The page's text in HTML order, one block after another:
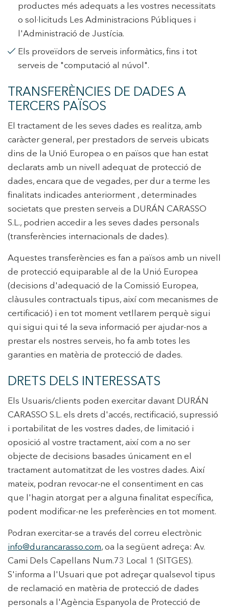
productes més adequats a les vostres necessitats
o sol·licituds Les Administracions Públiques i
l'Administració de Justícia.
Els proveïdors de serveis informàtics, fins i tot
serveis de "computació al núvol".
TRANSFERÈNCIES DE DADES A
TERCERS PAÏSOS
El tractament de les seves dades es realitza, amb
caràcter general, per prestadors de serveis ubicats
dins de la Unió Europea o en països que han estat
declarats amb un nivell adequat de protecció de
dades, encara que de vegades, per dur a terme les
finalitats indicades anteriorment , determinades
societats que presten serveis a DURÁN CARASSO
S.L., podrien accedir a les seves dades personals
(transferències internacionals de dades).
Aquestes transferències es fan a països amb un nivell
de protecció equiparable al de la Unió Europea
(decisions d'adequació de la Comissió Europea,
clàusules contractuals tipus, així com mecanismes de
certificació) i en tot moment vetllarem perquè sigui
qui sigui qui té la seva informació per ajudar-nos a
prestar els nostres serveis, ho fa amb totes les
garanties en matèria de protecció de dades.
DRETS DELS INTERESSATS
Els Usuaris/clients poden exercitar davant DURÁN
CARASSO S.L. els drets d'accés, rectificació, supressió
i portabilitat de les vostres dades, de limitació i
oposició al vostre tractament, així com a no ser
objecte de decisions basades únicament en el
tractament automatitzat de les vostres dades. Així
mateix, podran revocar-ne el consentiment en cas
que l'hagin atorgat per a alguna finalitat específica,
podent modificar-ne les preferències en tot moment.
Podran exercitar-se a través del correu electrònic
info@durancarasso.com, oa la següent adreça: Av.
Cami Dels Capellans Num.73 Local 1 (SITGES).
S'informa a l'Usuari que pot adreçar qualsevol tipus
de reclamació en matèria de protecció de dades
personals a l'Agència Espanyola de Protecció de